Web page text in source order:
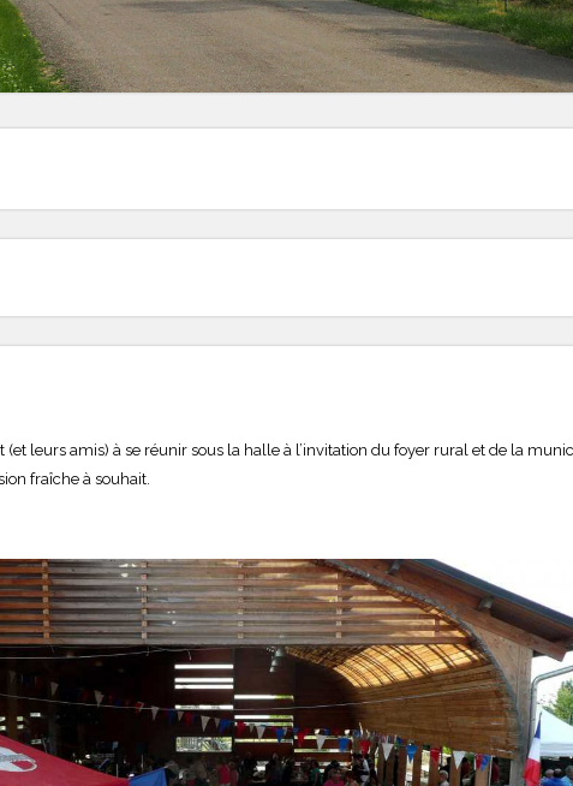
(et leurs amis) à se réunir sous la halle à l’invitation du foyer rural et de la
fraîche à souhait.